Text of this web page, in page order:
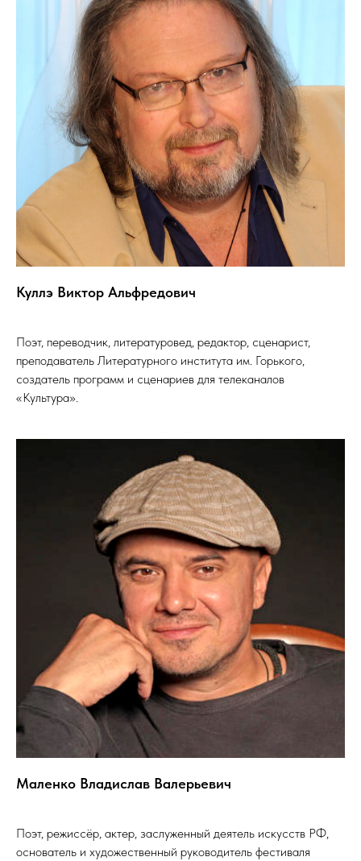
Куллэ Виктор Альфредович
Поэт, переводчик, литературовед, редактор, сценарист,
преподаватель Литературного института им. Горького,
создатель программ и сценариев для телеканалов
«Культура».
Маленко Владислав Валерьевич
Поэт, режиссёр, актер, заслуженный деятель искусств РФ,
основатель и художественный руководитель фестиваля